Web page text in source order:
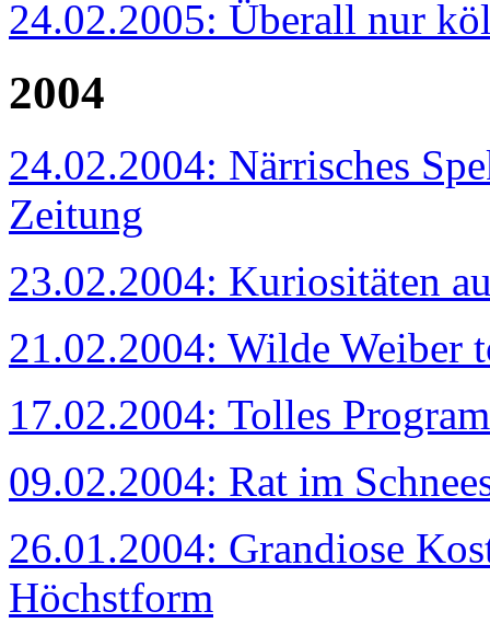
24.02.2005: Überall nur
2004
24.02.2004: Närrisches
Zeitung
23.02.2004: Kuriositäten
21.02.2004: Wilde Weiber
17.02.2004: Tolles
09.02.2004: Rat im
26.01.2004: Grandiose
Höchstform